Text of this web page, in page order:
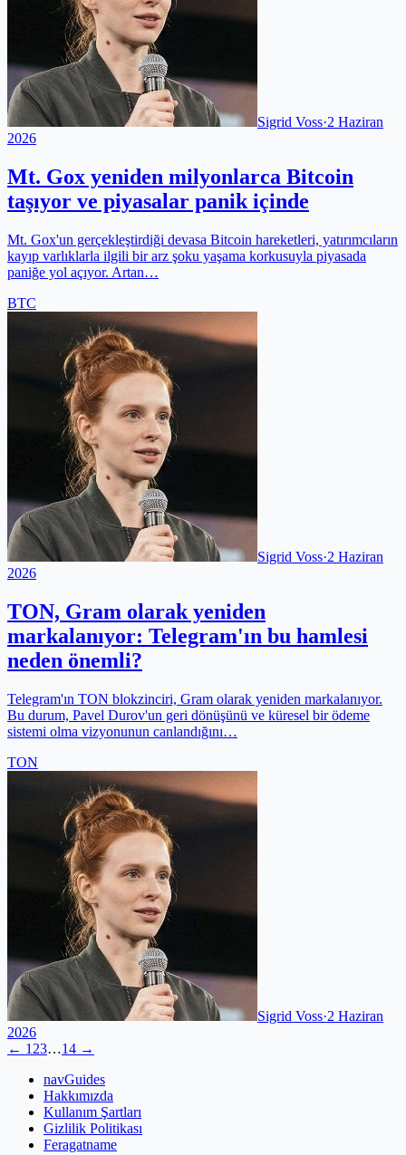
Sigrid Voss·2 Haziran
2026
Mt. Gox yeniden milyonlarca Bitcoin
taşıyor ve piyasalar panik içinde
Mt. Gox'un gerçekleştirdiği devasa Bitcoin hareketleri, yatırımcıların
kayıp varlıklarla ilgili bir arz şoku yaşama korkusuyla piyasada
paniğe yol açıyor. Artan…
BTC
Sigrid Voss·2 Haziran
2026
TON, Gram olarak yeniden
markalanıyor: Telegram'ın bu hamlesi
neden önemli?
Telegram'ın TON blokzinciri, Gram olarak yeniden markalanıyor.
Bu durum, Pavel Durov'un geri dönüşünü ve küresel bir ödeme
sistemi olma vizyonunun canlandığını…
TON
Sigrid Voss·2 Haziran
2026
← 1 23…14 →
navGuides
Hakkımızda
Kullanım Şartları
Gizlilik Politikası
Feragatname